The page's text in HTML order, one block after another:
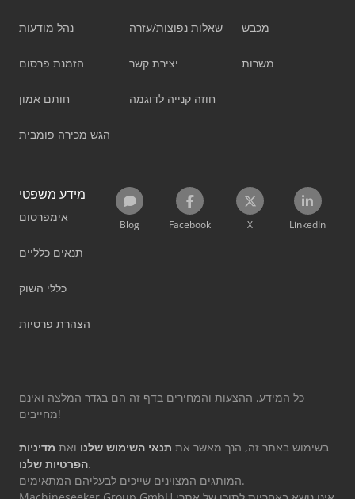
נהל מודעות
הזמנת פרסום
חותם אמון
הגש מכירה פומבית
שאלות נפוצות/עזרה
יצירת קשר
חוזה קנייה לדוגמה
מכבש
משרות
מידע משפטי
אימפרסום
תנאים כלליים
כללי השוק
הצהרת פרטיות
Blog Facebook X LinkedIn
כל המידע, ההצעות והמחירים בדף זה הם בגדר המלצה ואינם
מחייבים!
בשימוש באתר זה, הנך מאשר את תנאי השימוש שלנו ואת מדיניות
הפרטיות שלנו.
המותגים המצוינים שייכים לבעליהם המתאימים.